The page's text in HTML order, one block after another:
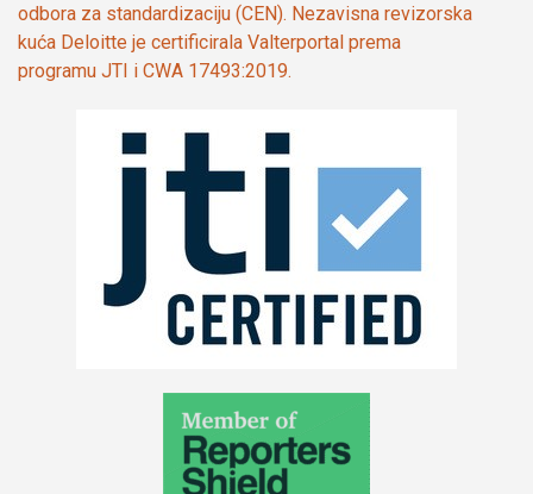
odbora za standardizaciju (CEN). Nezavisna revizorska
kuća Deloitte je certificirala Valterportal prema
programu JTI i CWA 17493:2019.